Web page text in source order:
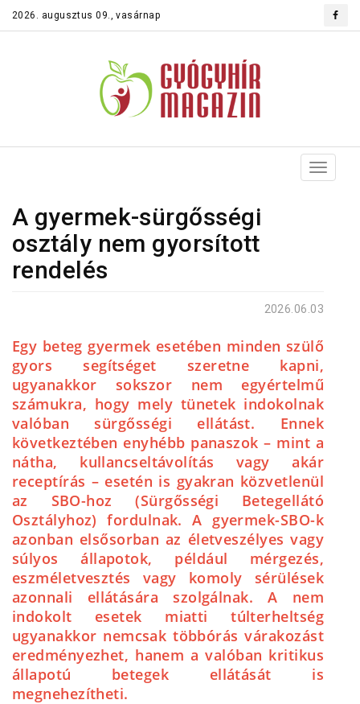
2026. augusztus 09., vasárnap
Toggle
A gyermek-sürgősségi
osztály nem gyorsított
rendelés
2026.06.03
Egy beteg gyermek esetében minden szülő
gyors segítséget szeretne kapni,
ugyanakkor sokszor nem egyértelmű
számukra, hogy mely tünetek indokolnak
valóban sürgősségi ellátást. Ennek
következtében enyhébb panaszok – mint a
nátha, kullancseltávolítás vagy akár
receptírás – esetén is gyakran közvetlenül
az SBO-hoz (Sürgősségi Betegellátó
Osztályhoz) fordulnak. A gyermek-SBO-k
azonban elsősorban az életveszélyes vagy
súlyos állapotok, például mérgezés,
eszméletvesztés vagy komoly sérülések
azonnali ellátására szolgálnak. A nem
indokolt esetek miatti túlterheltség
ugyanakkor nemcsak többórás várakozást
eredményezhet, hanem a valóban kritikus
állapotú betegek ellátását is
megnehezítheti.